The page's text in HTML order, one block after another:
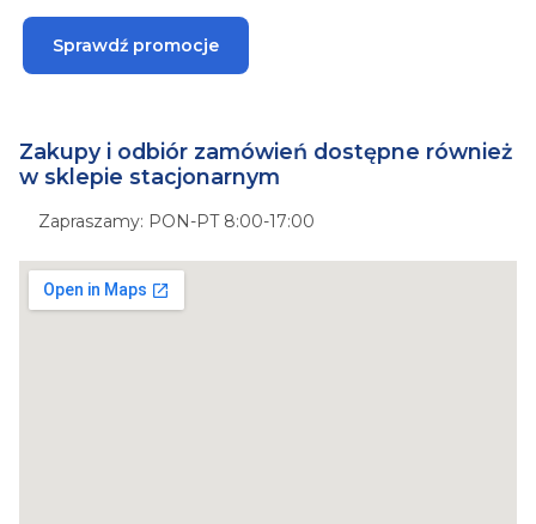
Sprawdź promocje
Zakupy i odbiór zamówień dostępne również
w sklepie stacjonarnym
Zapraszamy: PON-PT 8:00-17:00